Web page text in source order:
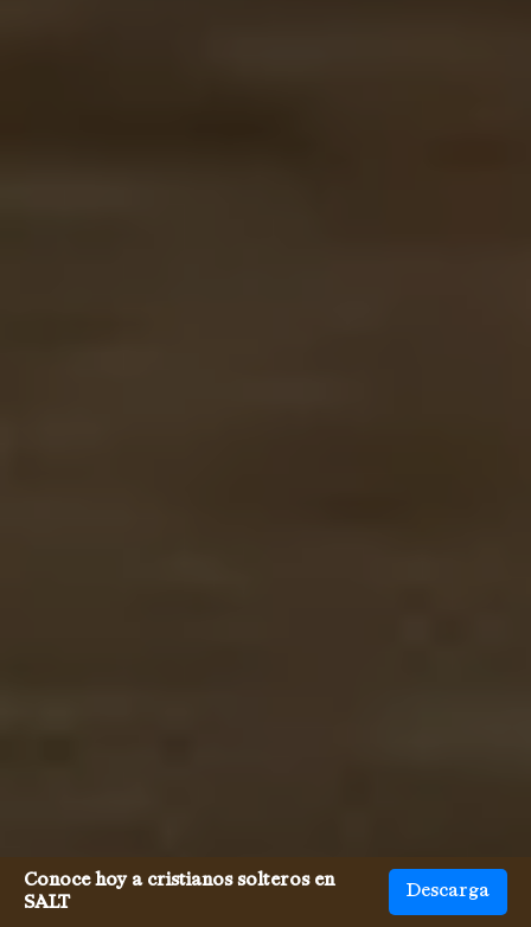
Conoce hoy a cristianos solteros en
SALT
Descarga